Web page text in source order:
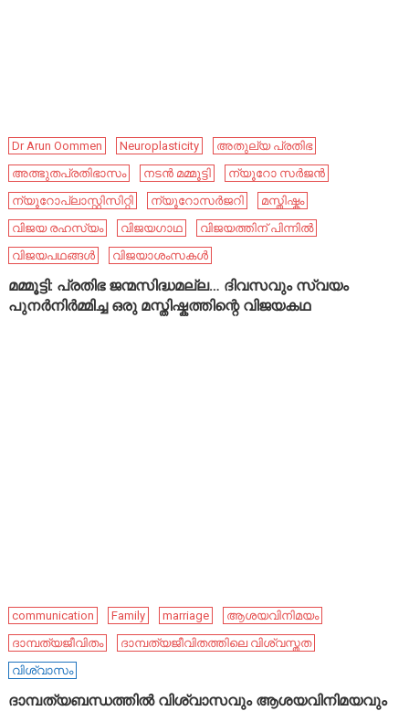
Dr Arun Oommen Neuroplasticity
അതുല്യ പ്രതിഭ
അത്ഭുതപ്രതിഭാസം
നടൻ മമ്മൂട്ടി
ന്യൂറോ സർജൻ
ന്യൂറോപ്ലാസ്റ്റിസിറ്റി
ന്യൂറോസർജറി
മസ്തിഷ്കം
വിജയ രഹസ്യം
വിജയഗാഥ
വിജയത്തിന് പിന്നിൽ
വിജയപഥങ്ങൾ
വിജയാശംസകൾ
മമ്മൂട്ടി: പ്രതിഭ ജന്മസിദ്ധമല്ല… ദിവസവും സ്വയം
പുനർനിർമ്മിച്ച ഒരു മസ്തിഷ്കത്തിന്റെ വിജയകഥ
communication Family marriage
ആശയവിനിമയം
ദാമ്പത്യജീവിതം
ദാമ്പത്യജീവിതത്തിലെ വിശ്വസ്തത
വിശ്വാസം
ദാമ്പത്യബന്ധത്തിൽ വിശ്വാസവും ആശയവിനിമയവും